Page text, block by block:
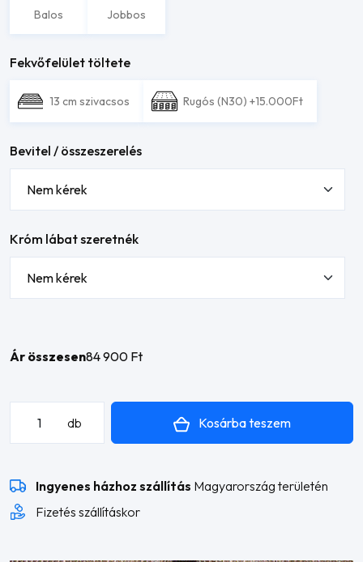
Balos Jobbos
Fekvőfelület töltete
13 cm szivacsos Rugós (N30) +15.000Ft
Bevitel / összeszerelés
Króm lábat szeretnék
Ár összesen84 900 Ft
sarokheverő
db Kosárba teszem
Ingyenes házhoz szállítás Magyarország területén
Fizetés szállításkor